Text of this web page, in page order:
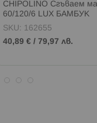
CHIPOLINO Сгъваем
60/120/6 LUX БАМБУК
SKU: 162655
40,89 € / 79,97 лв.